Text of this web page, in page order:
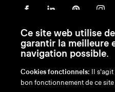
en/nl/fr/de
Ce site web utilise
garantir la meilleure
navigation possible.
Cookies fonctionnels: Il s'agit
bon fonctionnement de ce site